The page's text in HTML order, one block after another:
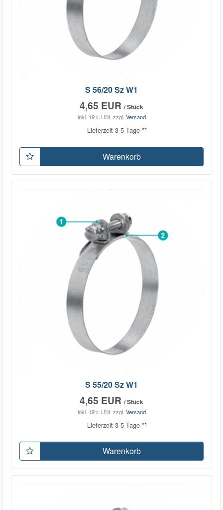
S 56/20 Sz W1
4,65 EUR / Stück
inkl. 19% USt. zzgl. Versand
Lieferzeit 3-5 Tage **
Warenkorb
S 55/20 Sz W1
4,65 EUR / Stück
inkl. 19% USt. zzgl. Versand
Lieferzeit 3-5 Tage **
Warenkorb